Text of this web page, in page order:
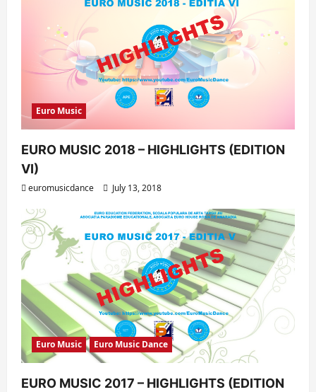
Euro Music
EURO MUSIC 2018 – HIGHLIGHTS (EDITION
VI)
euromusicdance July 13, 2018
Euro Music Euro Music Dance
EURO MUSIC 2017 – HIGHLIGHTS (EDITION